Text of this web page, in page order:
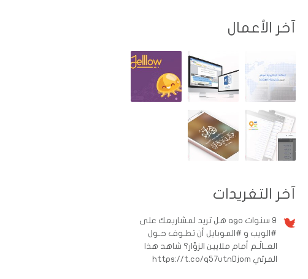
آخر الأعمال
آخر التغريدات
9 سنوات ago
هل تريد لمشاريعك على
#الويب و #الموبايل أن تطـوف حـول
العــالَـم أمام ملايين الزوّار؟ شاهد هذا
المرئي https://t.co/q57utnDjom